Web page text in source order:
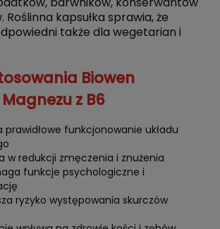
kapsułka sprawia, że
także dla wegetarian i
Biowen
z B6
prawidłowe funkcjonowanie układu
w redukcji zmęczenia i znużenia
funkcje psychologiczne i
ryzyko występowania skurczów